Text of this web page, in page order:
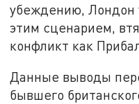
убеждению, Лондон
этим сценарием,
конфликт как
Данные выводы
бывшего